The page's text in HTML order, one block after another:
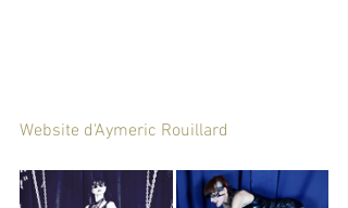
Website d'Aymeric Rouillard